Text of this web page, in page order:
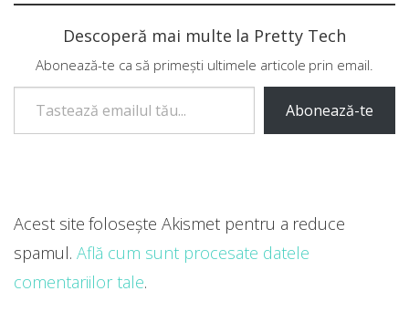
Descoperă mai multe la Pretty Tech
Abonează-te ca să primești ultimele articole prin email.
Tastează emailul tău...
Abonează-te
Acest site folosește Akismet pentru a reduce
spamul. Află cum sunt procesate datele
comentariilor tale.